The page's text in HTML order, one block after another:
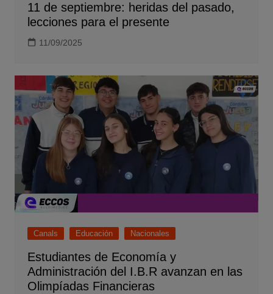
11 de septiembre: heridas del pasado,
lecciones para el presente
11/09/2025
Canals Educación Nacionales
Estudiantes de Economía y
Administración del I.B.R avanzan en las
Olimpíadas Financieras